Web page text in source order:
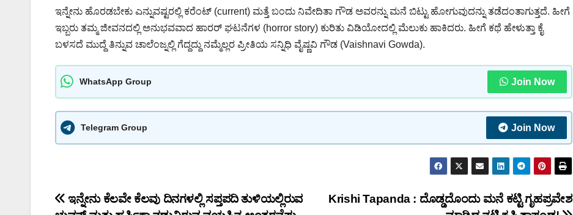
ಇನ್ನೇನು ಹೊರಡಬೇಕು ಎನ್ನುವಷ್ಟರಲ್ಲಿ ಕರೆಂಟ್ (current) ಮತ್ತೆ ಬಂದು ನಿವೇದಿತಾ ಗೌಡ ಅವರನ್ನು ಮನೆ ಬಿಟ್ಟು ಹೋಗುವುದನ್ನು ತಡೆದಂತಾಗುತ್ತದೆ. ಹೀಗೆ
ಇಬ್ಬರು ತಮ್ಮ ಜೀವನದಲ್ಲಿ ಅನುಭವವಾದ ಹಾರರ್ ಘಟನೆಗಳ (horror story) ಕುರಿತು ವಿಡಿಯೋದಲ್ಲಿ ಮೆಲುಕು ಹಾಕಿದರು. ಹೀಗೆ ಕಥೆ ಹೇಳುತ್ತಾ ಕೈ
ಬಳಸದೆ ಮುದ್ದೆ ತಿನ್ನುವ ಚಾಲೆಂಜ್ನಲ್ಲಿ ಗೆದ್ದದ್ದು ನಮ್ಮೆಲ್ಲರ ಪ್ರೀತಿಯ ಸನ್ನಿಧಿ ವೈಷ್ಣವಿ ಗೌಡ (Vaishnavi Gowda).
WhatsApp Group Join Now
Telegram Group Join Now
Post
Krishi Tapanda : ದೊಡ್ಡದೊಂದು ಮನೆ ಕಟ್ಟಿ ಗೃಹಪ್ರವೇಶ
ಇನ್ನೇನು ಕೆಲವೇ ಕೆಲವು ದಿನಗಳಲ್ಲಿ ಸಪ್ತಪದಿ ತುಳಿಯಲ್ಲಿರುವ